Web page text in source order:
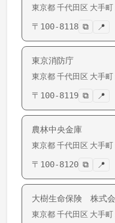
東京都 千代田区 大手町
〒 100-8118 ⧉ 📍
東京消防庁
東京都 千代田区 大手町
〒 100-8119 ⧉ 📍
農林中央金庫
東京都 千代田区 大手町
〒 100-8120 ⧉ 📍
大樹生命保険 株式
東京都 千代田区 大手町